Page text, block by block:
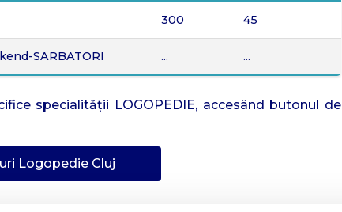
300 45
SARBATORI ... ...
specialității LOGOPEDIE, accesând butonul de
Logopedie Cluj